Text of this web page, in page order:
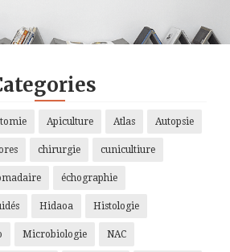
Apiculture Atlas Autopsie
chirurgie cunicultiure
échographie
Hidaoa Histologie
Microbiologie NAC